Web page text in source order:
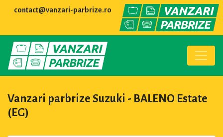
contact@vanzari-parbrize.ro
Vanzari parbrize Suzuki - BALENO Estate
(EG)